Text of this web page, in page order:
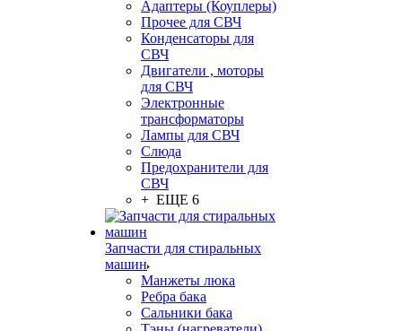
Адаптеры (Коуплеры)
Прочее для СВЧ
Конденсаторы для
СВЧ
Двигатели , моторы
для СВЧ
Электронные
трансформаторы
Лампы для СВЧ
Слюда
Предохранители для
СВЧ
+ ЕЩЕ 6
Запчасти для стиральных
машин
Манжеты люка
Ребра бака
Сальники бака